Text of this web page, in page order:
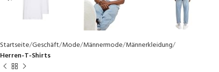
Startseite Geschäft Mode Männermode Männerkleidung
Herren-T-Shirts